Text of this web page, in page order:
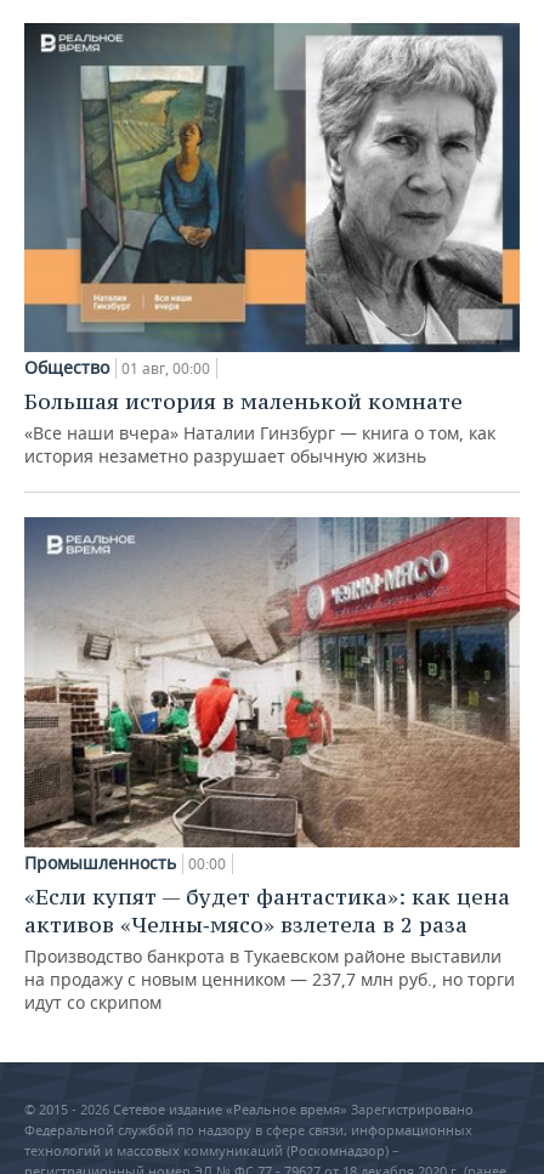
Общество 01 авг, 00:00
Большая история в маленькой комнате
«Все наши вчера» Наталии Гинзбург — книга о том, как
история незаметно разрушает обычную жизнь
Промышленность 00:00
«Если купят — будет фантастика»: как цена
активов «Челны‑мясо» взлетела в 2 раза
Производство банкрота в Тукаевском районе выставили
на продажу с новым ценником — 237,7 млн руб., но торги
идут со скрипом
© 2015 - 2026 Сетевое издание «Реальное время» Зарегистрировано
Федеральной службой по надзору в сфере связи, информационных
технологий и массовых коммуникаций (Роскомнадзор) –